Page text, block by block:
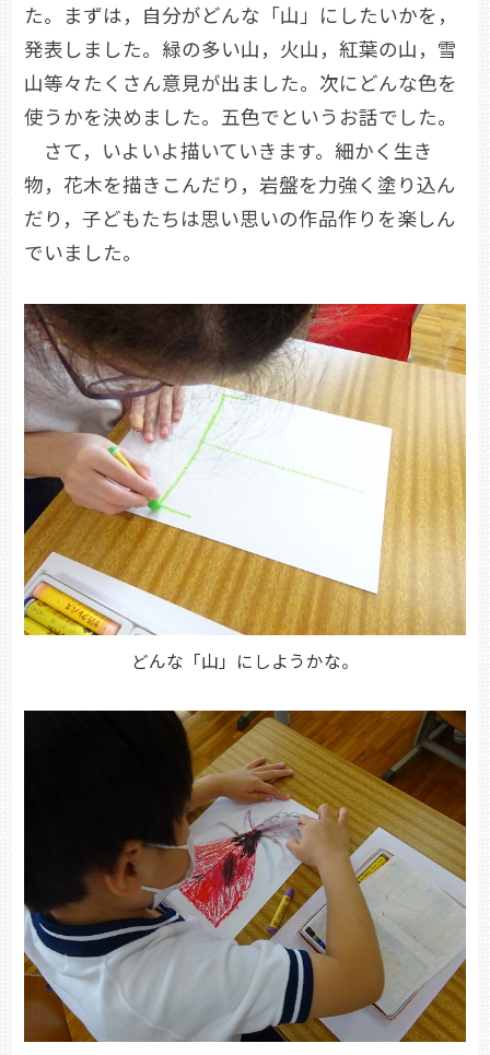
た。まずは，自分がどんな「山」にしたいかを，
発表しました。緑の多い山，火山，紅葉の山，雪
山等々たくさん意見が出ました。次にどんな色を
使うかを決めました。五色でというお話でした。
さて，いよいよ描いていきます。細かく生き
物，花木を描きこんだり，岩盤を力強く塗り込ん
だり，子どもたちは思い思いの作品作りを楽しん
でいました。
どんな「山」にしようかな。